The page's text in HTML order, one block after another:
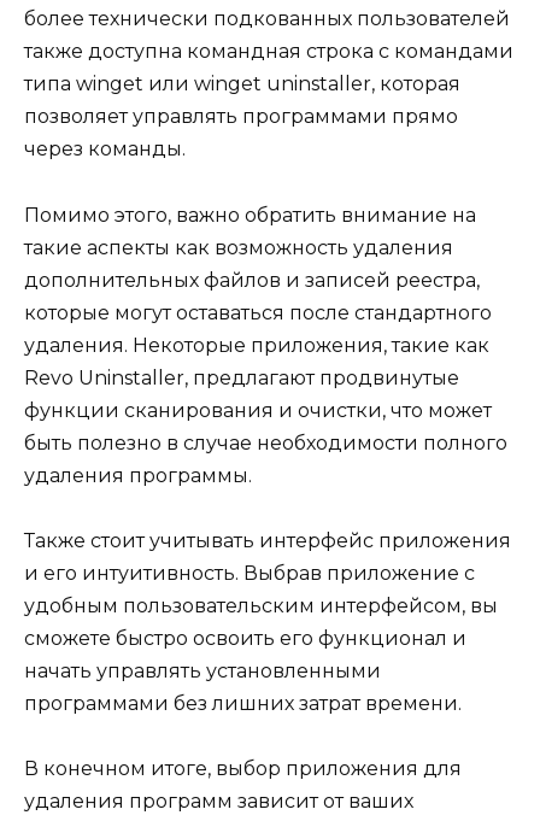
более технически подкованных пользователей
также доступна командная строка с командами
типа winget или winget uninstaller, которая
позволяет управлять программами прямо
через команды.
Помимо этого, важно обратить внимание на
такие аспекты как возможность удаления
дополнительных файлов и записей реестра,
которые могут оставаться после стандартного
удаления. Некоторые приложения, такие как
Revo Uninstaller, предлагают продвинутые
функции сканирования и очистки, что может
быть полезно в случае необходимости полного
удаления программы.
Также стоит учитывать интерфейс приложения
и его интуитивность. Выбрав приложение с
удобным пользовательским интерфейсом, вы
сможете быстро освоить его функционал и
начать управлять установленными
программами без лишних затрат времени.
В конечном итоге, выбор приложения для
удаления программ зависит от ваших